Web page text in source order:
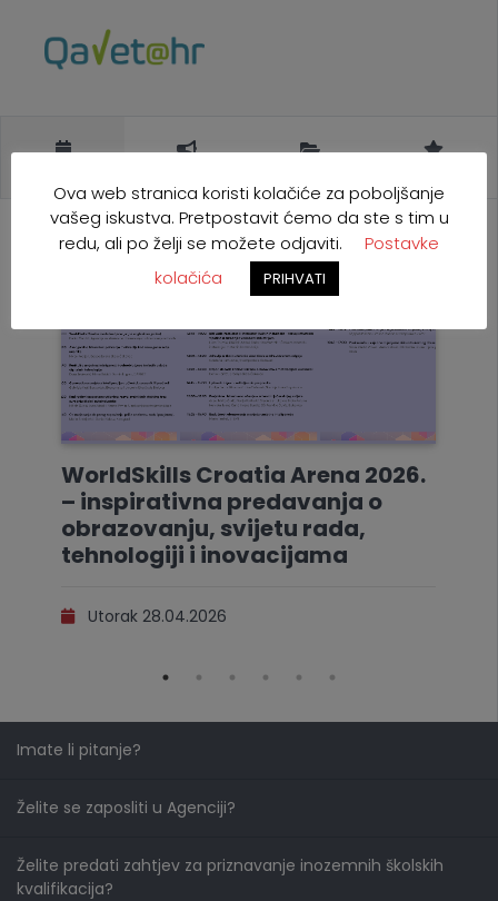
WorldSkills Croatia Arena 2026.
– inspirativna predavanja o
obrazovanju, svijetu rada,
tehnologiji i inovacijama
Utorak 28.04.2026
Imate li pitanje?
Želite se zaposliti u Agenciji?
Želite predati zahtjev za priznavanje inozemnih školskih
kvalifikacija?
Ova web stranica koristi kolačiće za poboljšanje
vašeg iskustva. Pretpostavit ćemo da ste s tim u
redu, ali po želji se možete odjaviti.
Postavke
kolačića
PRIHVATI